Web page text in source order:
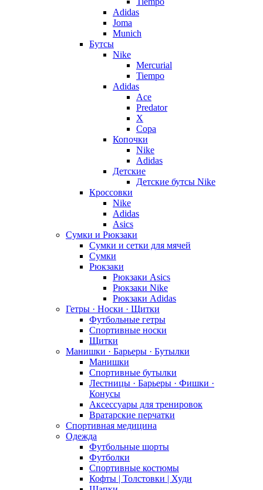
Adidas
Joma
Munich
Бутсы
Nike
Mercurial
Tiempo
Adidas
Ace
Predator
X
Copa
Копочки
Nike
Adidas
Детские
Детские бутсы Nike
Кроссовки
Nike
Adidas
Asics
Сумки и Рюкзаки
Сумки и сетки для мячей
Сумки
Рюкзаки
Рюкзаки Asics
Рюкзаки Nike
Рюкзаки Adidas
Гетры · Носки · Щитки
Футбольные гетры
Спортивные носки
Щитки
Манишки · Барьеры · Бутылки
Манишки
Спортивные бутылки
Лестницы · Барьеры · Фишки ·
Конусы
Аксессуары для тренировок
Вратарские перчатки
Спортивная медицина
Одежда
Футбольные шорты
Футболки
Спортивные костюмы
Кофты | Толстовки | Худи